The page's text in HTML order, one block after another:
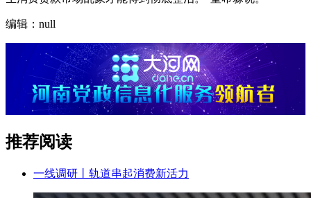
编辑：null
推荐阅读
一线调研丨轨道串起消费新活力